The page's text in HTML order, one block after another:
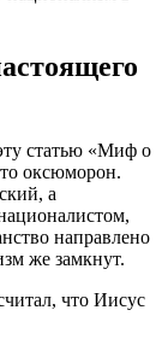
статью «Миф о
оксюморон.
а
направлено
же замкнут.
что Иисус